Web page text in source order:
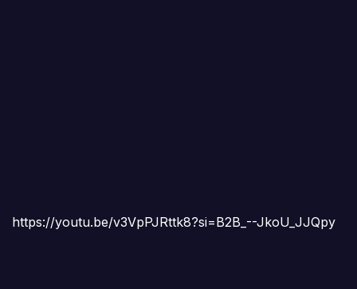
https://youtu.be/v3VpPJRttk8?si=B2B_--JkoU_JJQpy